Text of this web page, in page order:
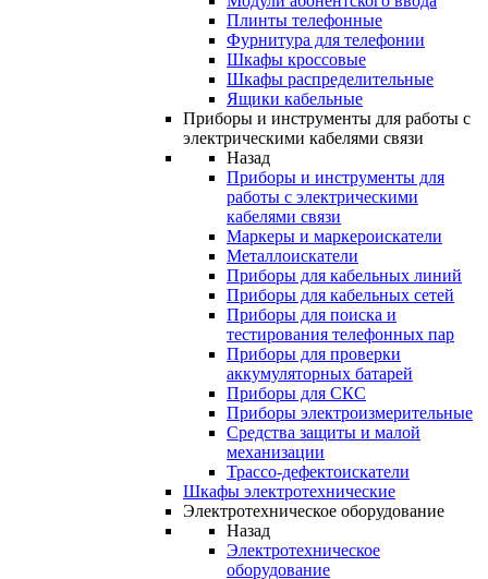
Плинты телефонные
Фурнитура для телефонии
Шкафы кроссовые
Шкафы распределительные
Ящики кабельные
Приборы и инструменты для работы с
электрическими кабелями связи
Назад
Приборы и инструменты для
работы с электрическими
кабелями связи
Маркеры и маркероискатели
Металлоискатели
Приборы для кабельных линий
Приборы для кабельных сетей
Приборы для поиска и
тестирования телефонных пар
Приборы для проверки
аккумуляторных батарей
Приборы для СКС
Приборы электроизмерительные
Средства защиты и малой
механизации
Трассо-дефектоискатели
Шкафы электротехнические
Электротехническое оборудование
Назад
Электротехническое
оборудование